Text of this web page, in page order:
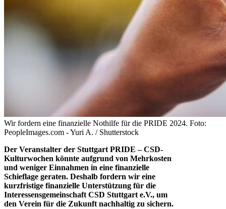
Wir fordern eine finanzielle Nothilfe für die PRIDE 2024. Foto:
PeopleImages.com - Yuri A. / Shutterstock
Der Veranstalter der Stuttgart PRIDE – CSD-
Kulturwochen könnte aufgrund von Mehrkosten
und weniger Einnahmen in eine finanzielle
Schieflage geraten. Deshalb fordern wir eine
kurzfristige finanzielle Unterstützung für die
Interessensgemeinschaft CSD Stuttgart e.V., um
den Verein für die Zukunft nachhaltig zu sichern.